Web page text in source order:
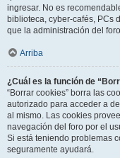
ingresar. No es
biblioteca, cyber-cafés, PCs
que la administración del
Arriba
¿Cuál es la función de
“Borrar cookies” borra las
autorizado para acceder a
al mismo. Las cookies
navegación del foro por el
Si está teniendo problemas
seguramente ayudará.